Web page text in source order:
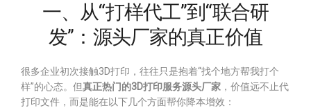
一、从“打样代工”到“联合研
发”：源头厂家的真正价值
很多企业初次接触3D打印，往往只是抱着“找个地方帮我打个
样”的心态。但真正热门的3D打印服务源头厂家 ，价值远不止代
打印文件，而是能在以下几个方面帮你降本增效：